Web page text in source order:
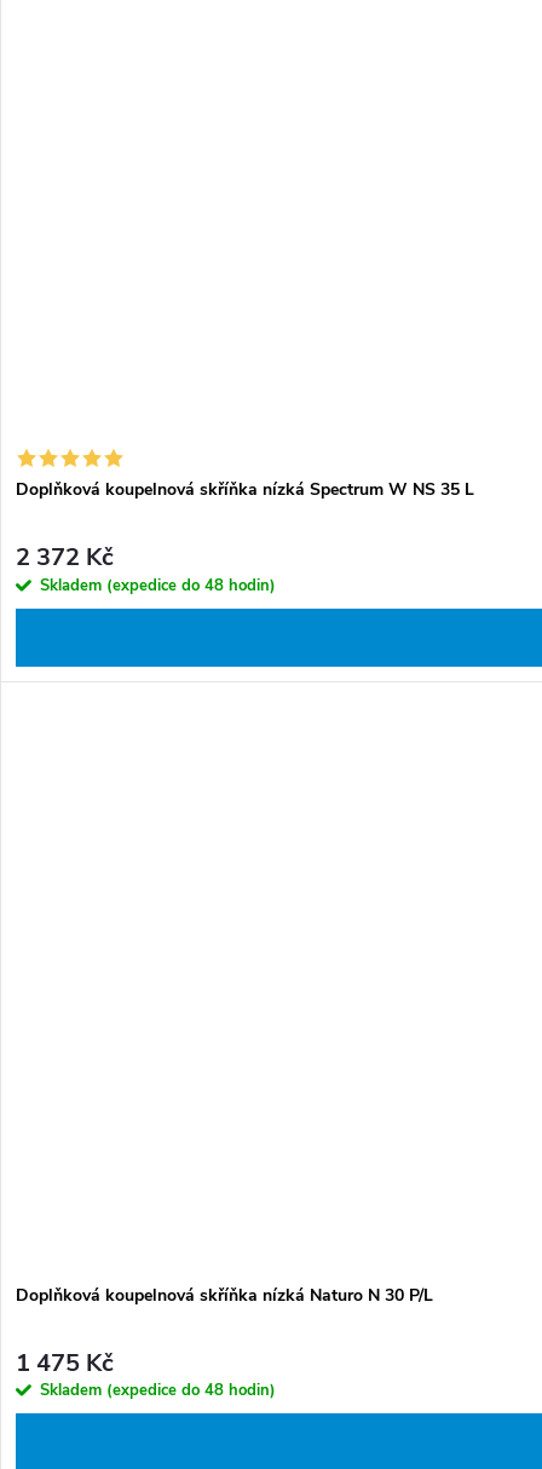
Doplňková koupelnová skříňka nízká Spectrum W NS 35 L
2 372 Kč
Skladem (expedice do 48 hodin)
Doplňková koupelnová skříňka nízká Naturo N 30 P/L
1 475 Kč
Skladem (expedice do 48 hodin)